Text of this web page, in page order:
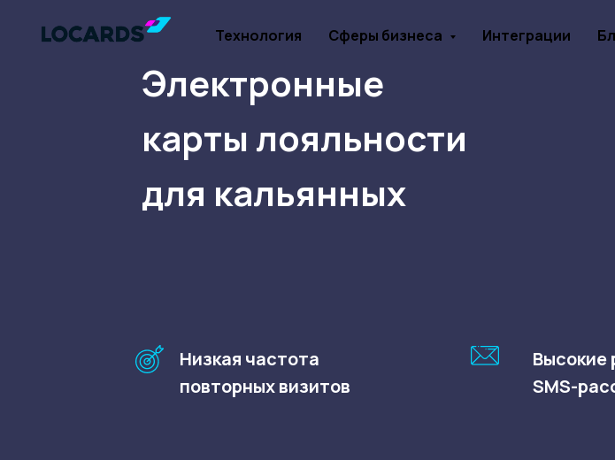
Технология Сферы бизнеса Интеграции
Электронные
карты лояльности
для кальянных
Низкая частота
повторных визитов
Высокие
SMS-